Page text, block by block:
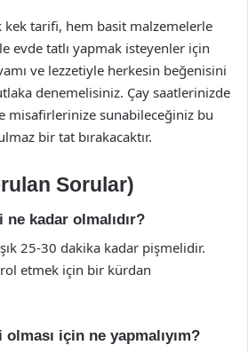
kek tarifi, hem basit malzemelerle
evde tatlı yapmak isteyenler için
ve lezzetiyle herkesin beğenisini
denemelisiniz. Çay saatlerinizde
misafirlerinize sunabileceğiniz bu
bir tat bırakacaktır.
Sorular)
kadar olmalıdır?
25-30 dakika kadar pişmelidir.
etmek için bir kürdan
için ne yapmalıyım?